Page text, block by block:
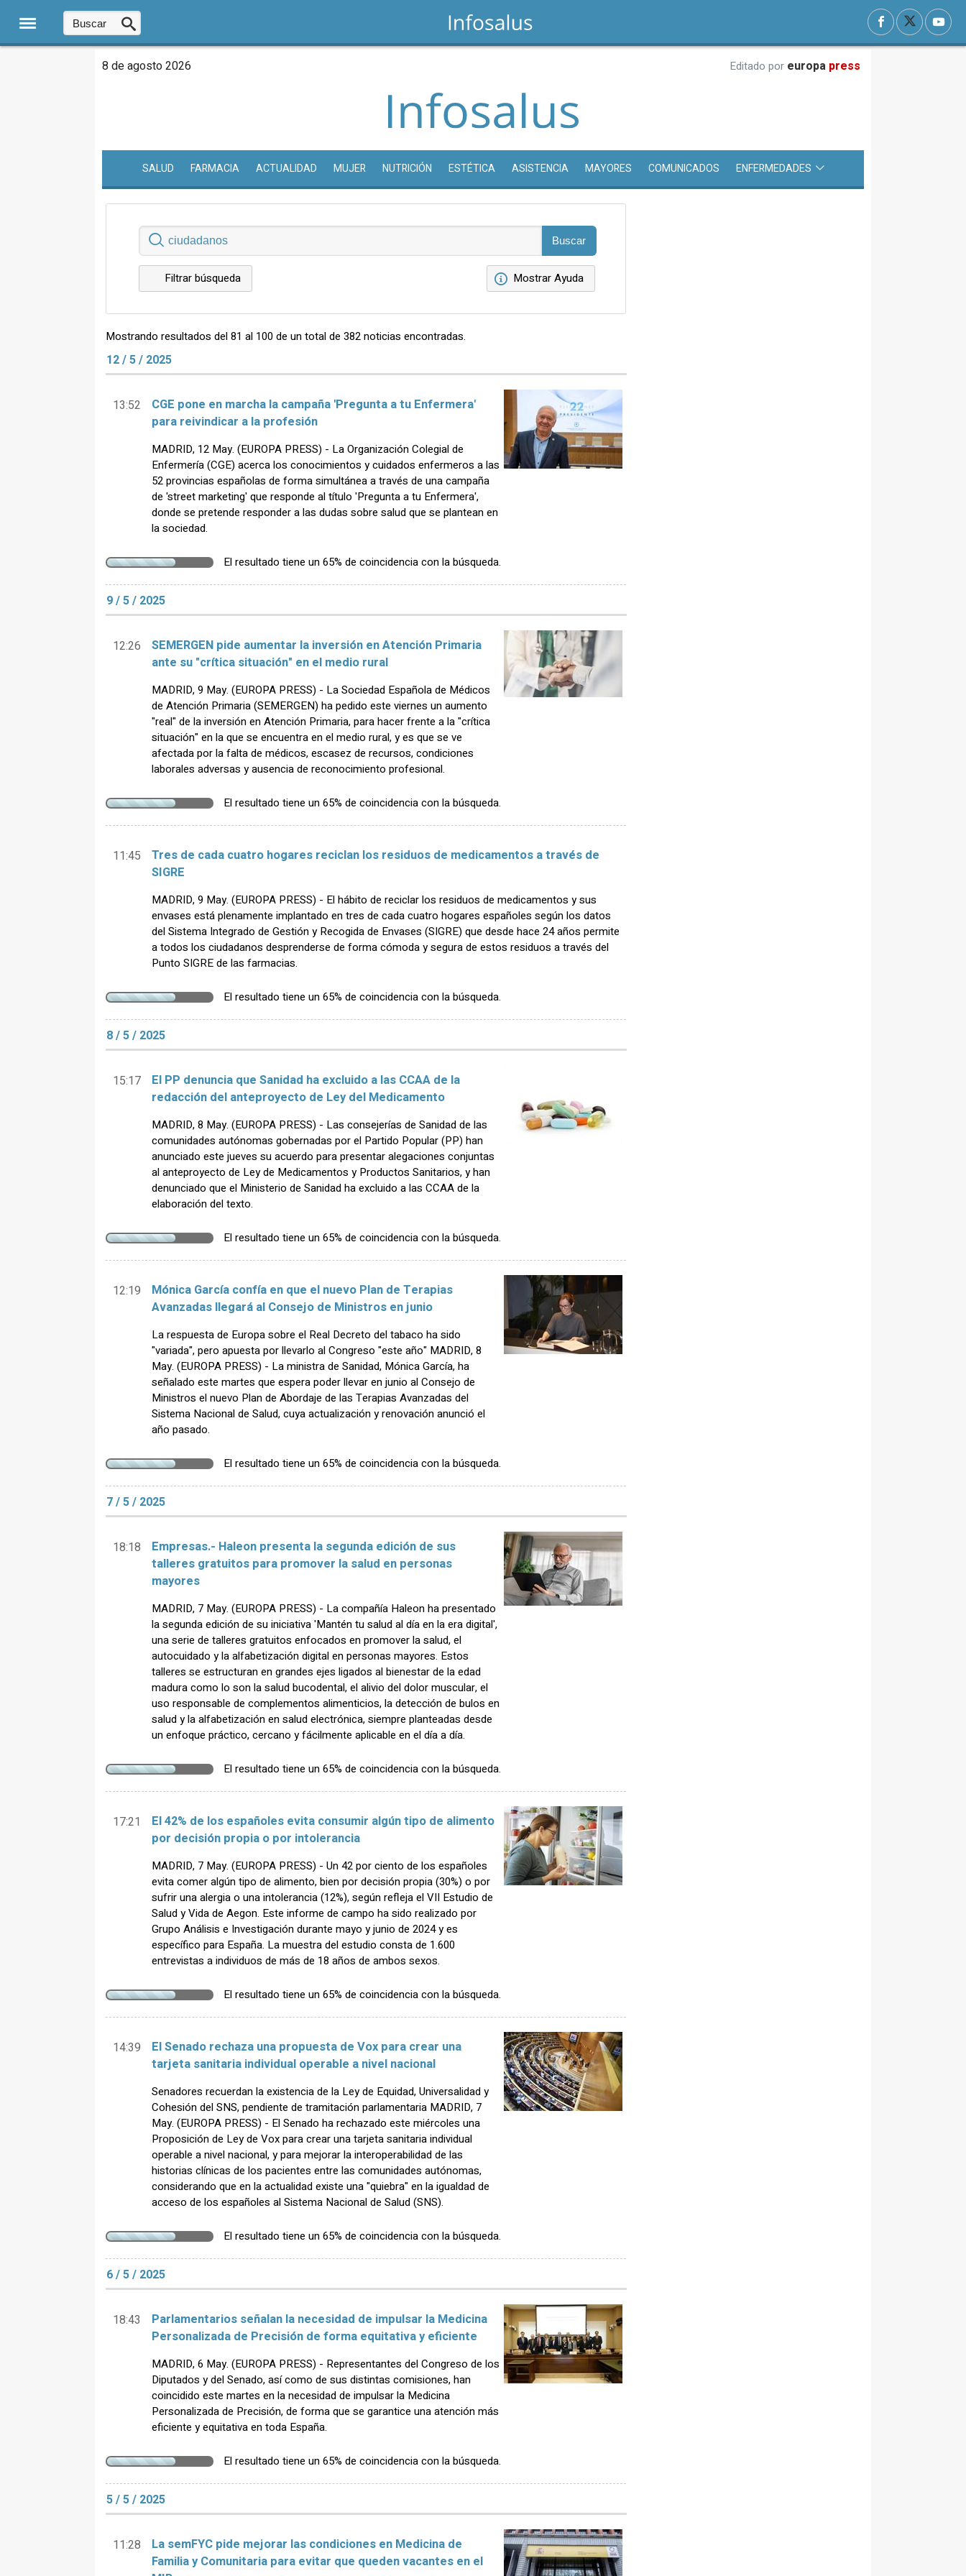
8 de agosto 2026 Editado por europa press
SALUD FARMACIA ACTUALIDAD MUJER NUTRICIÓN ESTÉTICA ASISTENCIA MAYORES COMUNICADOS ENFERMEDADES
Filtrar búsqueda Mostrar Ayuda
Mostrando resultados del 81 al 100 de un total de 382 noticias encontradas.
12 / 5 / 2025
13:52
CGE pone en marcha la campaña 'Pregunta a tu Enfermera'
para reivindicar a la profesión
MADRID, 12 May. (EUROPA PRESS) - La Organización Colegial de
Enfermería (CGE) acerca los conocimientos y cuidados enfermeros a las
52 provincias españolas de forma simultánea a través de una campaña
de 'street marketing' que responde al título 'Pregunta a tu Enfermera',
donde se pretende responder a las dudas sobre salud que se plantean en
la sociedad.
El resultado tiene un 65% de coincidencia con la búsqueda.
9 / 5 / 2025
12:26
SEMERGEN pide aumentar la inversión en Atención Primaria
ante su "crítica situación" en el medio rural
MADRID, 9 May. (EUROPA PRESS) - La Sociedad Española de Médicos
de Atención Primaria (SEMERGEN) ha pedido este viernes un aumento
"real" de la inversión en Atención Primaria, para hacer frente a la "crítica
situación" en la que se encuentra en el medio rural, y es que se ve
afectada por la falta de médicos, escasez de recursos, condiciones
laborales adversas y ausencia de reconocimiento profesional.
El resultado tiene un 65% de coincidencia con la búsqueda.
11:45
Tres de cada cuatro hogares reciclan los residuos de medicamentos a través de
SIGRE
MADRID, 9 May. (EUROPA PRESS) - El hábito de reciclar los residuos de medicamentos y sus
envases está plenamente implantado en tres de cada cuatro hogares españoles según los datos
del Sistema Integrado de Gestión y Recogida de Envases (SIGRE) que desde hace 24 años permite
a todos los ciudadanos desprenderse de forma cómoda y segura de estos residuos a través del
Punto SIGRE de las farmacias.
El resultado tiene un 65% de coincidencia con la búsqueda.
8 / 5 / 2025
15:17
El PP denuncia que Sanidad ha excluido a las CCAA de la
redacción del anteproyecto de Ley del Medicamento
MADRID, 8 May. (EUROPA PRESS) - Las consejerías de Sanidad de las
comunidades autónomas gobernadas por el Partido Popular (PP) han
anunciado este jueves su acuerdo para presentar alegaciones conjuntas
al anteproyecto de Ley de Medicamentos y Productos Sanitarios, y han
denunciado que el Ministerio de Sanidad ha excluido a las CCAA de la
elaboración del texto.
El resultado tiene un 65% de coincidencia con la búsqueda.
12:19
Mónica García confía en que el nuevo Plan de Terapias
Avanzadas llegará al Consejo de Ministros en junio
La respuesta de Europa sobre el Real Decreto del tabaco ha sido
"variada", pero apuesta por llevarlo al Congreso "este año" MADRID, 8
May. (EUROPA PRESS) - La ministra de Sanidad, Mónica García, ha
señalado este martes que espera poder llevar en junio al Consejo de
Ministros el nuevo Plan de Abordaje de las Terapias Avanzadas del
Sistema Nacional de Salud, cuya actualización y renovación anunció el
año pasado.
El resultado tiene un 65% de coincidencia con la búsqueda.
7 / 5 / 2025
18:18
Empresas.- Haleon presenta la segunda edición de sus
talleres gratuitos para promover la salud en personas
mayores
MADRID, 7 May. (EUROPA PRESS) - La compañía Haleon ha presentado
la segunda edición de su iniciativa 'Mantén tu salud al día en la era digital',
una serie de talleres gratuitos enfocados en promover la salud, el
autocuidado y la alfabetización digital en personas mayores. Estos
talleres se estructuran en grandes ejes ligados al bienestar de la edad
madura como lo son la salud bucodental, el alivio del dolor muscular, el
uso responsable de complementos alimenticios, la detección de bulos en
salud y la alfabetización en salud electrónica, siempre planteadas desde
un enfoque práctico, cercano y fácilmente aplicable en el día a día.
El resultado tiene un 65% de coincidencia con la búsqueda.
17:21
El 42% de los españoles evita consumir algún tipo de alimento
por decisión propia o por intolerancia
MADRID, 7 May. (EUROPA PRESS) - Un 42 por ciento de los españoles
evita comer algún tipo de alimento, bien por decisión propia (30%) o por
sufrir una alergia o una intolerancia (12%), según refleja el VII Estudio de
Salud y Vida de Aegon. Este informe de campo ha sido realizado por
Grupo Análisis e Investigación durante mayo y junio de 2024 y es
específico para España. La muestra del estudio consta de 1.600
entrevistas a individuos de más de 18 años de ambos sexos.
El resultado tiene un 65% de coincidencia con la búsqueda.
14:39
El Senado rechaza una propuesta de Vox para crear una
tarjeta sanitaria individual operable a nivel nacional
Senadores recuerdan la existencia de la Ley de Equidad, Universalidad y
Cohesión del SNS, pendiente de tramitación parlamentaria MADRID, 7
May. (EUROPA PRESS) - El Senado ha rechazado este miércoles una
Proposición de Ley de Vox para crear una tarjeta sanitaria individual
operable a nivel nacional, y para mejorar la interoperabilidad de las
historias clínicas de los pacientes entre las comunidades autónomas,
considerando que en la actualidad existe una "quiebra" en la igualdad de
acceso de los españoles al Sistema Nacional de Salud (SNS).
El resultado tiene un 65% de coincidencia con la búsqueda.
6 / 5 / 2025
18:43
Parlamentarios señalan la necesidad de impulsar la Medicina
Personalizada de Precisión de forma equitativa y eficiente
MADRID, 6 May. (EUROPA PRESS) - Representantes del Congreso de los
Diputados y del Senado, así como de sus distintas comisiones, han
coincidido este martes en la necesidad de impulsar la Medicina
Personalizada de Precisión, de forma que se garantice una atención más
eficiente y equitativa en toda España.
El resultado tiene un 65% de coincidencia con la búsqueda.
5 / 5 / 2025
11:28
La semFYC pide mejorar las condiciones en Medicina de
Familia y Comunitaria para evitar que queden vacantes en el